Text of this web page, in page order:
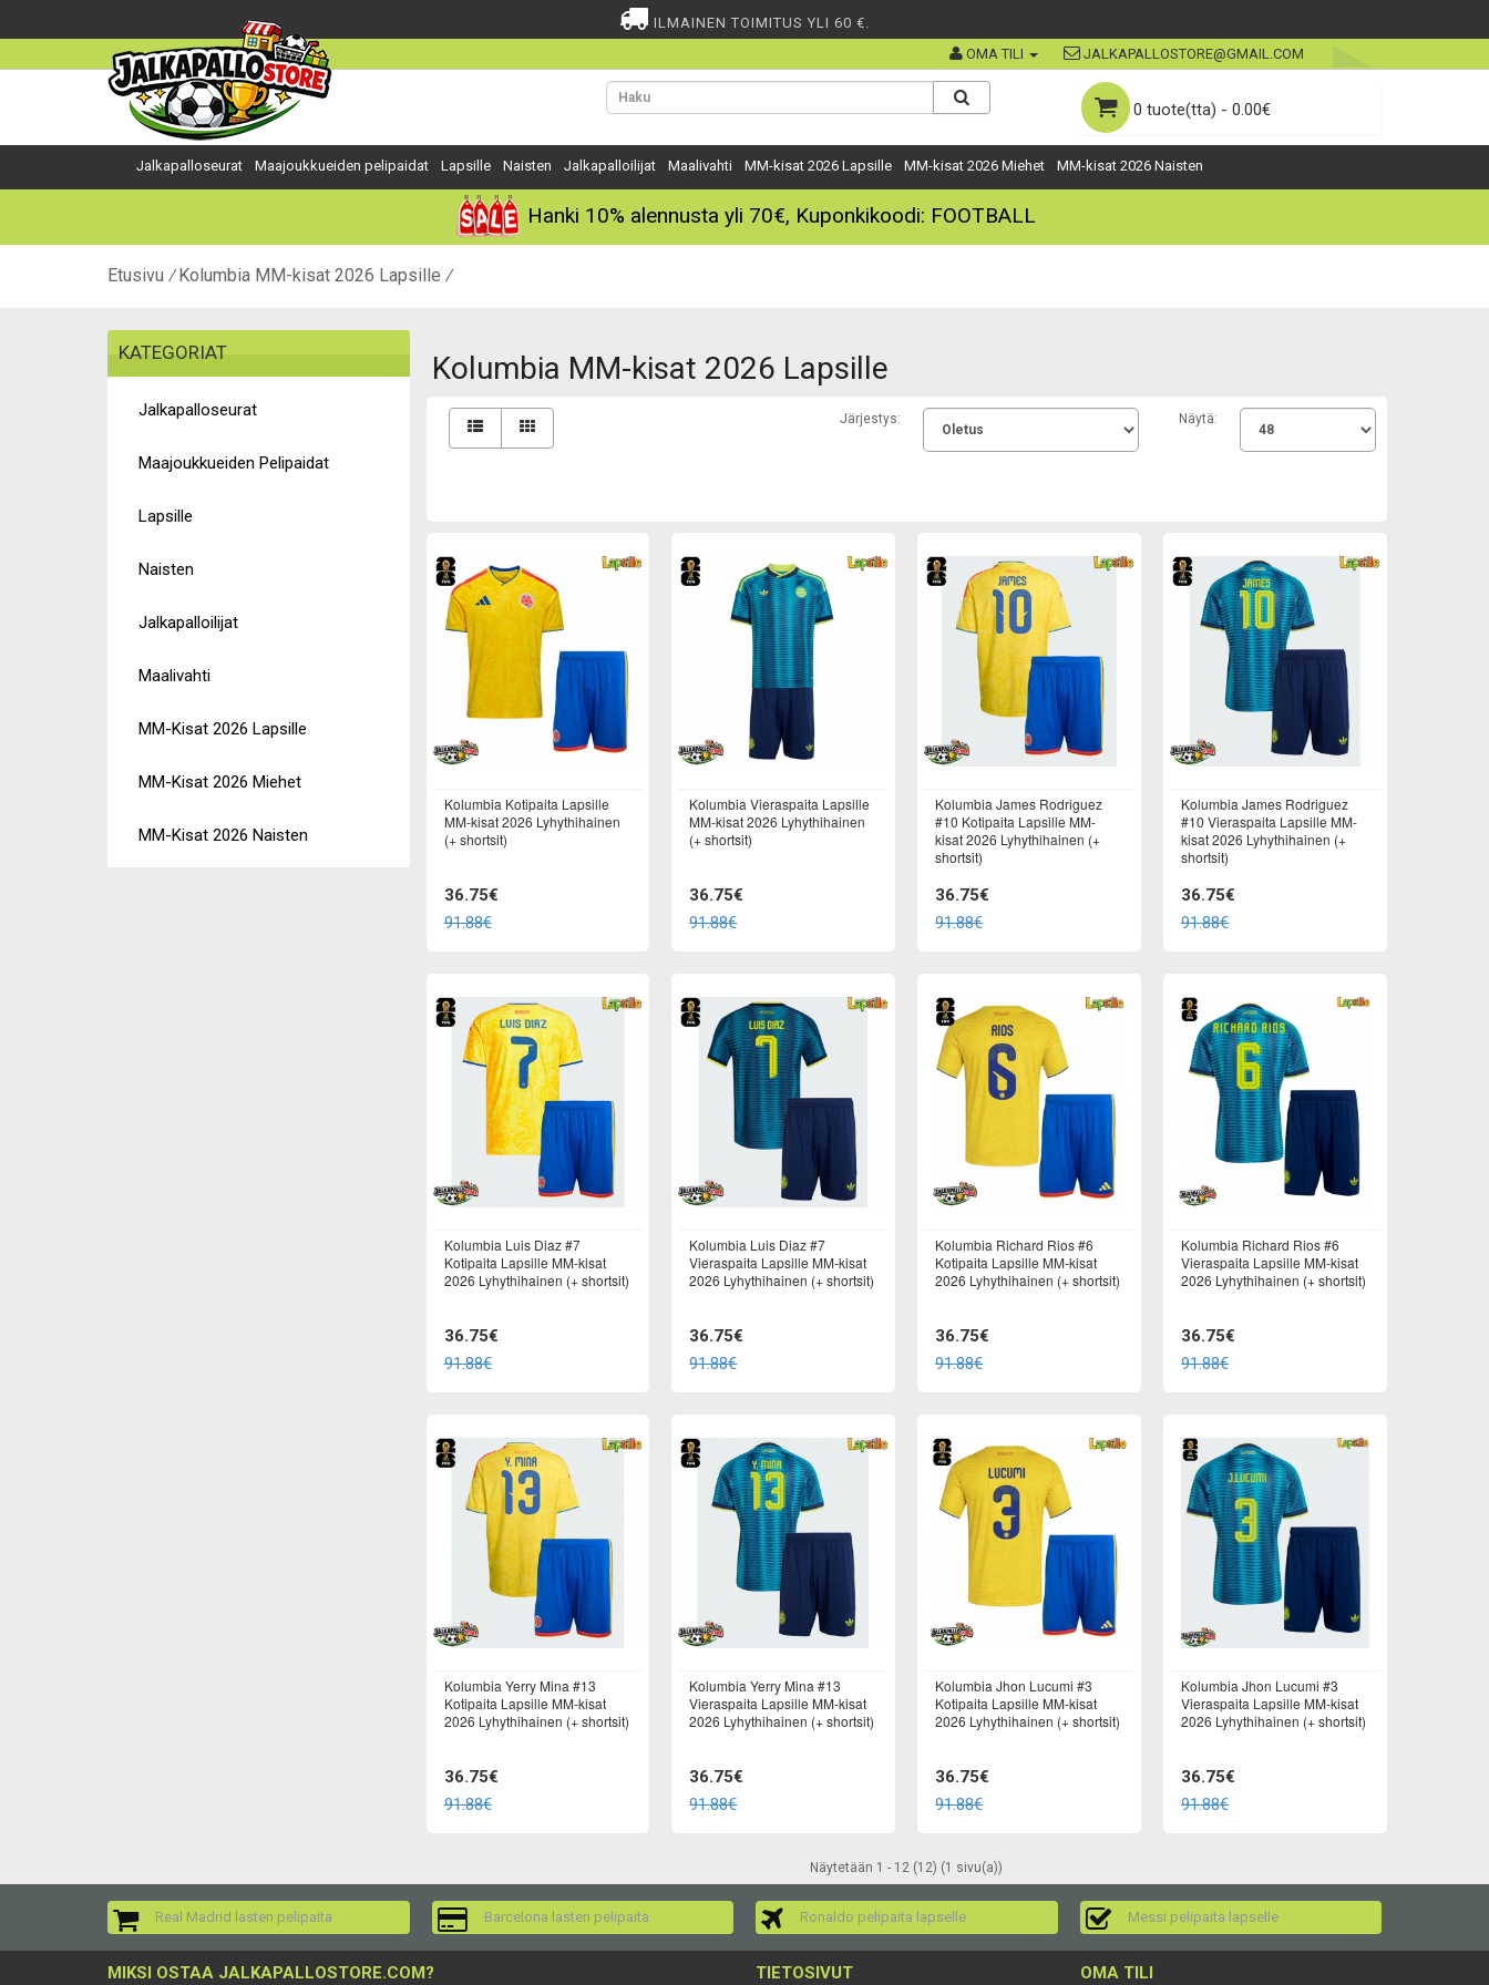
ILMAINEN TOIMITUS YLI 60 €.
OMA TILI
JALKAPALLOSTORE@GMAIL.COM
0 tuote(tta) - 0.00€
Jalkapalloseurat Maajoukkueiden pelipaidat Lapsille Naisten Jalkapalloilijat Maalivahti MM-kisat 2026 Lapsille MM-kisat 2026 Miehet MM-kisat 2026 Naisten
Hanki 10% alennusta yli 70€, Kuponkikoodi: FOOTBALL
Etusivu Kolumbia MM-kisat 2026 Lapsille
KATEGORIAT
Jalkapalloseurat
Maajoukkueiden Pelipaidat
Lapsille
Naisten
Jalkapalloilijat
Maalivahti
MM-Kisat 2026 Lapsille
MM-Kisat 2026 Miehet
MM-Kisat 2026 Naisten
Kolumbia MM-kisat 2026 Lapsille
Järjestys: Näytä:
Kolumbia Kotipaita Lapsille
MM-kisat 2026 Lyhythihainen
(+ shortsit)
36.75€
91.88€
Kolumbia Vieraspaita Lapsille
MM-kisat 2026 Lyhythihainen
(+ shortsit)
36.75€
91.88€
Kolumbia James Rodriguez
#10 Kotipaita Lapsille MM-
kisat 2026 Lyhythihainen (+
shortsit)
36.75€
91.88€
Kolumbia James Rodriguez
#10 Vieraspaita Lapsille MM-
kisat 2026 Lyhythihainen (+
shortsit)
36.75€
91.88€
Kolumbia Luis Diaz #7
Kotipaita Lapsille MM-kisat
2026 Lyhythihainen (+ shortsit)
36.75€
91.88€
Kolumbia Luis Diaz #7
Vieraspaita Lapsille MM-kisat
2026 Lyhythihainen (+ shortsit)
36.75€
91.88€
Kolumbia Richard Rios #6
Kotipaita Lapsille MM-kisat
2026 Lyhythihainen (+ shortsit)
36.75€
91.88€
Kolumbia Richard Rios #6
Vieraspaita Lapsille MM-kisat
2026 Lyhythihainen (+ shortsit)
36.75€
91.88€
Kolumbia Yerry Mina #13
Kotipaita Lapsille MM-kisat
2026 Lyhythihainen (+ shortsit)
36.75€
91.88€
Kolumbia Yerry Mina #13
Vieraspaita Lapsille MM-kisat
2026 Lyhythihainen (+ shortsit)
36.75€
91.88€
Kolumbia Jhon Lucumi #3
Kotipaita Lapsille MM-kisat
2026 Lyhythihainen (+ shortsit)
36.75€
91.88€
Kolumbia Jhon Lucumi #3
Vieraspaita Lapsille MM-kisat
2026 Lyhythihainen (+ shortsit)
36.75€
91.88€
Näytetään 1 - 12 (12) (1 sivu(a))
Real Madrid lasten pelipaita Barcelona lasten pelipaita Ronaldo pelipaita lapselle Messi pelipaita lapselle
MIKSI OSTAA JALKAPALLOSTORE.COM? TIETOSIVUT OMA TILI